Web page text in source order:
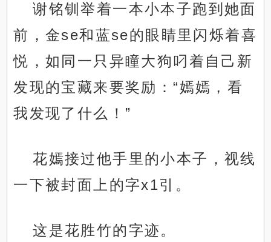
谢铭钏举着一本小本子跑到她面
前，金se和蓝se的眼睛里闪烁着喜
悦，如同一只异瞳大狗叼着自己新
发现的宝藏来要奖励：“嫣嫣，看
我发现了什么！”
花嫣接过他手里的小本子，视线
一下被封面上的字x1引。
这是花胜竹的字迹。